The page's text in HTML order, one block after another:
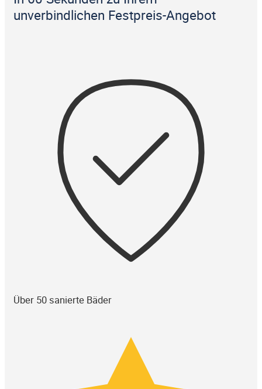
unverbindlichen Festpreis-Angebot
Über 50 sanierte Bäder